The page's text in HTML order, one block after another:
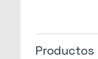
Productos